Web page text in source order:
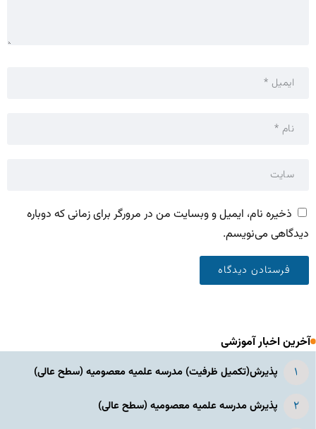
ذخیره نام، ایمیل و وبسایت من در مرورگر برای زمانی که دوباره
دیدگاهی می‌نویسم.
آخرین اخبار آموزشی
پذیرش(تکمیل ظرفیت) مدرسه علمیه معصومیه‌ (سطح عالی)
پذیرش مدرسه علمیه معصومیه‌ (سطح عالی)